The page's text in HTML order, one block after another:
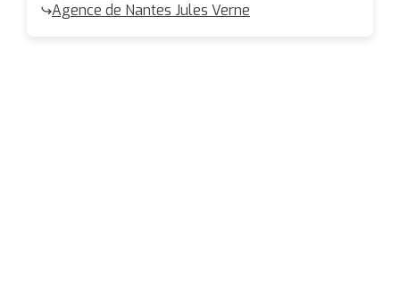
Agence de Nantes Jules Verne